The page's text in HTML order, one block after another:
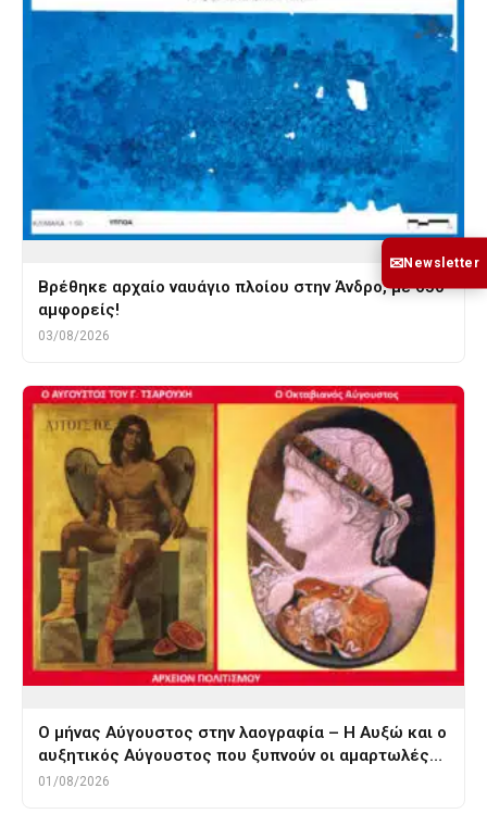
Βρέθηκε αρχαίο ναυάγιο πλοίου στην Άνδρο, με 650
αμφορείς!
03/08/2026
Ο μήνας Αύγουστος στην λαογραφία – Η Αυξώ και ο
αυξητικός Αύγουστος που ξυπνούν οι αμαρτωλές…
01/08/2026
✉Newsletter